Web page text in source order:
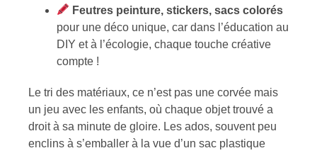
Feutres peinture, stickers, sacs colorés
pour une déco unique, car dans l’éducation au
DIY et à l’écologie, chaque touche créative
compte !
Le tri des matériaux, ce n’est pas une corvée mais
un jeu avec les enfants, où chaque objet trouvé a
droit à sa minute de gloire. Les ados, souvent peu
enclins à s’emballer à la vue d’un sac plastique